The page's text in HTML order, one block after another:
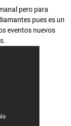
pero para
pues es un
eventos nuevos